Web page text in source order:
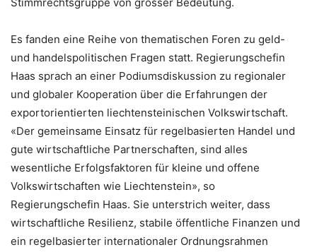
Es fanden eine Reihe von thematischen Foren zu geld-
und handelspolitischen Fragen statt. Regierungschefin
Haas sprach an einer Podiumsdiskussion zu regionaler
und globaler Kooperation über die Erfahrungen der
exportorientierten liechtensteinischen Volkswirtschaft.
«Der gemeinsame Einsatz für regelbasierten Handel und
gute wirtschaftliche Partnerschaften, sind alles
wesentliche Erfolgsfaktoren für kleine und offene
Volkswirtschaften wie Liechtenstein», so
Regierungschefin Haas. Sie unterstrich weiter, dass
wirtschaftliche Resilienz, stabile öffentliche Finanzen und
ein regelbasierter internationaler Ordnungsrahmen